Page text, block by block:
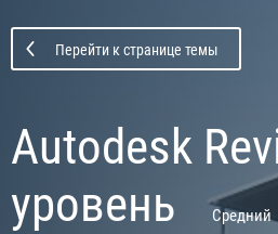
Перейти к странице темы
Autodesk
уровень
Средний